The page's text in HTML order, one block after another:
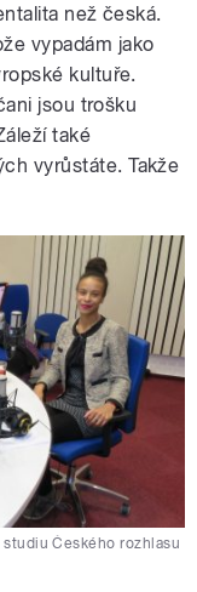
než česká.
vypadám jako
kultuře.
jsou trošku
také
vyrůstáte. Takže
Českého rozhlasu